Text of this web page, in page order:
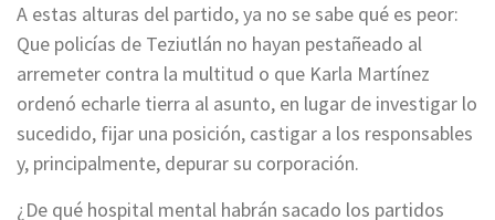
A estas alturas del partido, ya no se sabe qué es peor:
Que policías de Teziutlán no hayan pestañeado al
arremeter contra la multitud o que Karla Martínez
ordenó echarle tierra al asunto, en lugar de investigar lo
sucedido, fijar una posición, castigar a los responsables
y, principalmente, depurar su corporación.
¿De qué hospital mental habrán sacado los partidos